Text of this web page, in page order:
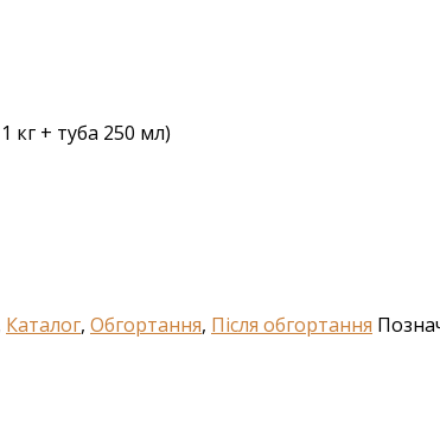
кг + туба 250 мл)
Каталог, Обгортання, Після обгортання